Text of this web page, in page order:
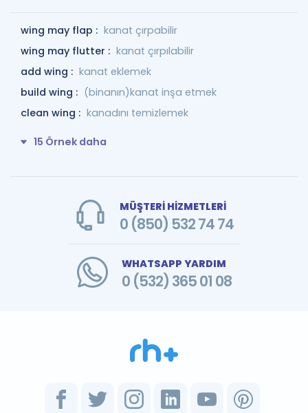
wing may flap : kanat çırpabilir
wing may flutter : kanat çırpılabilir
add wing : kanat eklemek
build wing : (binanın)kanat inşa etmek
clean wing : kanadını temizlemek
15 Örnek daha
MÜŞTERİ HİZMETLERİ
0 (850) 532 74 74
WHATSAPP YARDIM
0 (532) 365 01 08